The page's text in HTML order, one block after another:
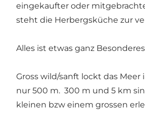
eingekaufter oder
steht die Herbergsküche zur
Alles ist etwas ganz
Gross wild/sanft lockt das Meer
nur 500 m. 300 m und 5 km
kleinen bzw einem grossen